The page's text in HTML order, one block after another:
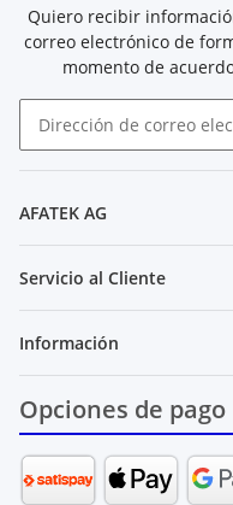
Quiero recibir
correo electrónico de
momento de
AFATEK AG
Servicio al Cliente
Información
Opciones de pago